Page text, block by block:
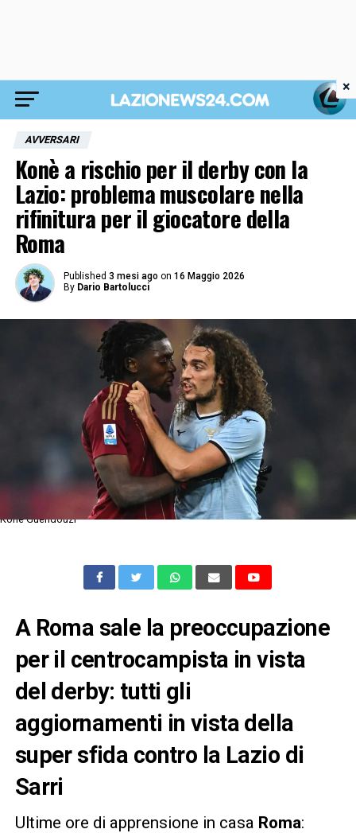
AVVERSARI
Konè a rischio per il derby con la
Lazio: problema muscolare nella
rifinitura per il giocatore della
Roma
Published 3 mesi ago on 16 Maggio 2026
By Dario Bartolucci
Koné Guendouzi
A Roma sale la preoccupazione
per il centrocampista in vista
del derby: tutti gli
aggiornamenti in vista della
super sfida contro la Lazio di
Sarri
Ultime ore di apprensione in casa Roma:
×